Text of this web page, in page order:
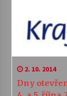
2. 10. 2014
Dny